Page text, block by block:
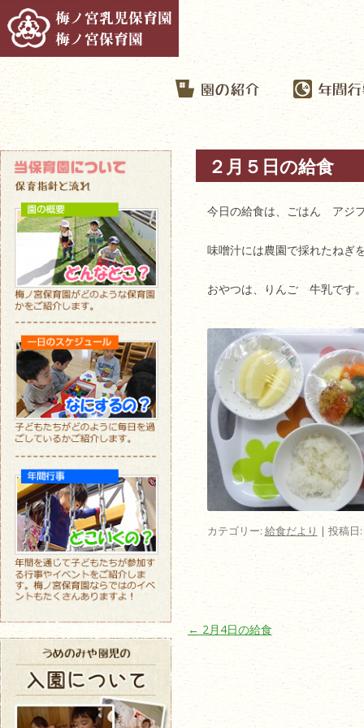
２月５日の給食
今日の給食は、ごはん ア
味噌汁には農園で採れたねぎ
おやつは、りんご 牛乳です
カテゴリー: 給食だより | 投稿日:
投稿ナビゲーション
← 2月4日の給食